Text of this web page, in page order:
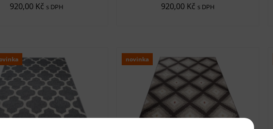
920,00 Kč s DPH 920,00 Kč s DPH
novinka